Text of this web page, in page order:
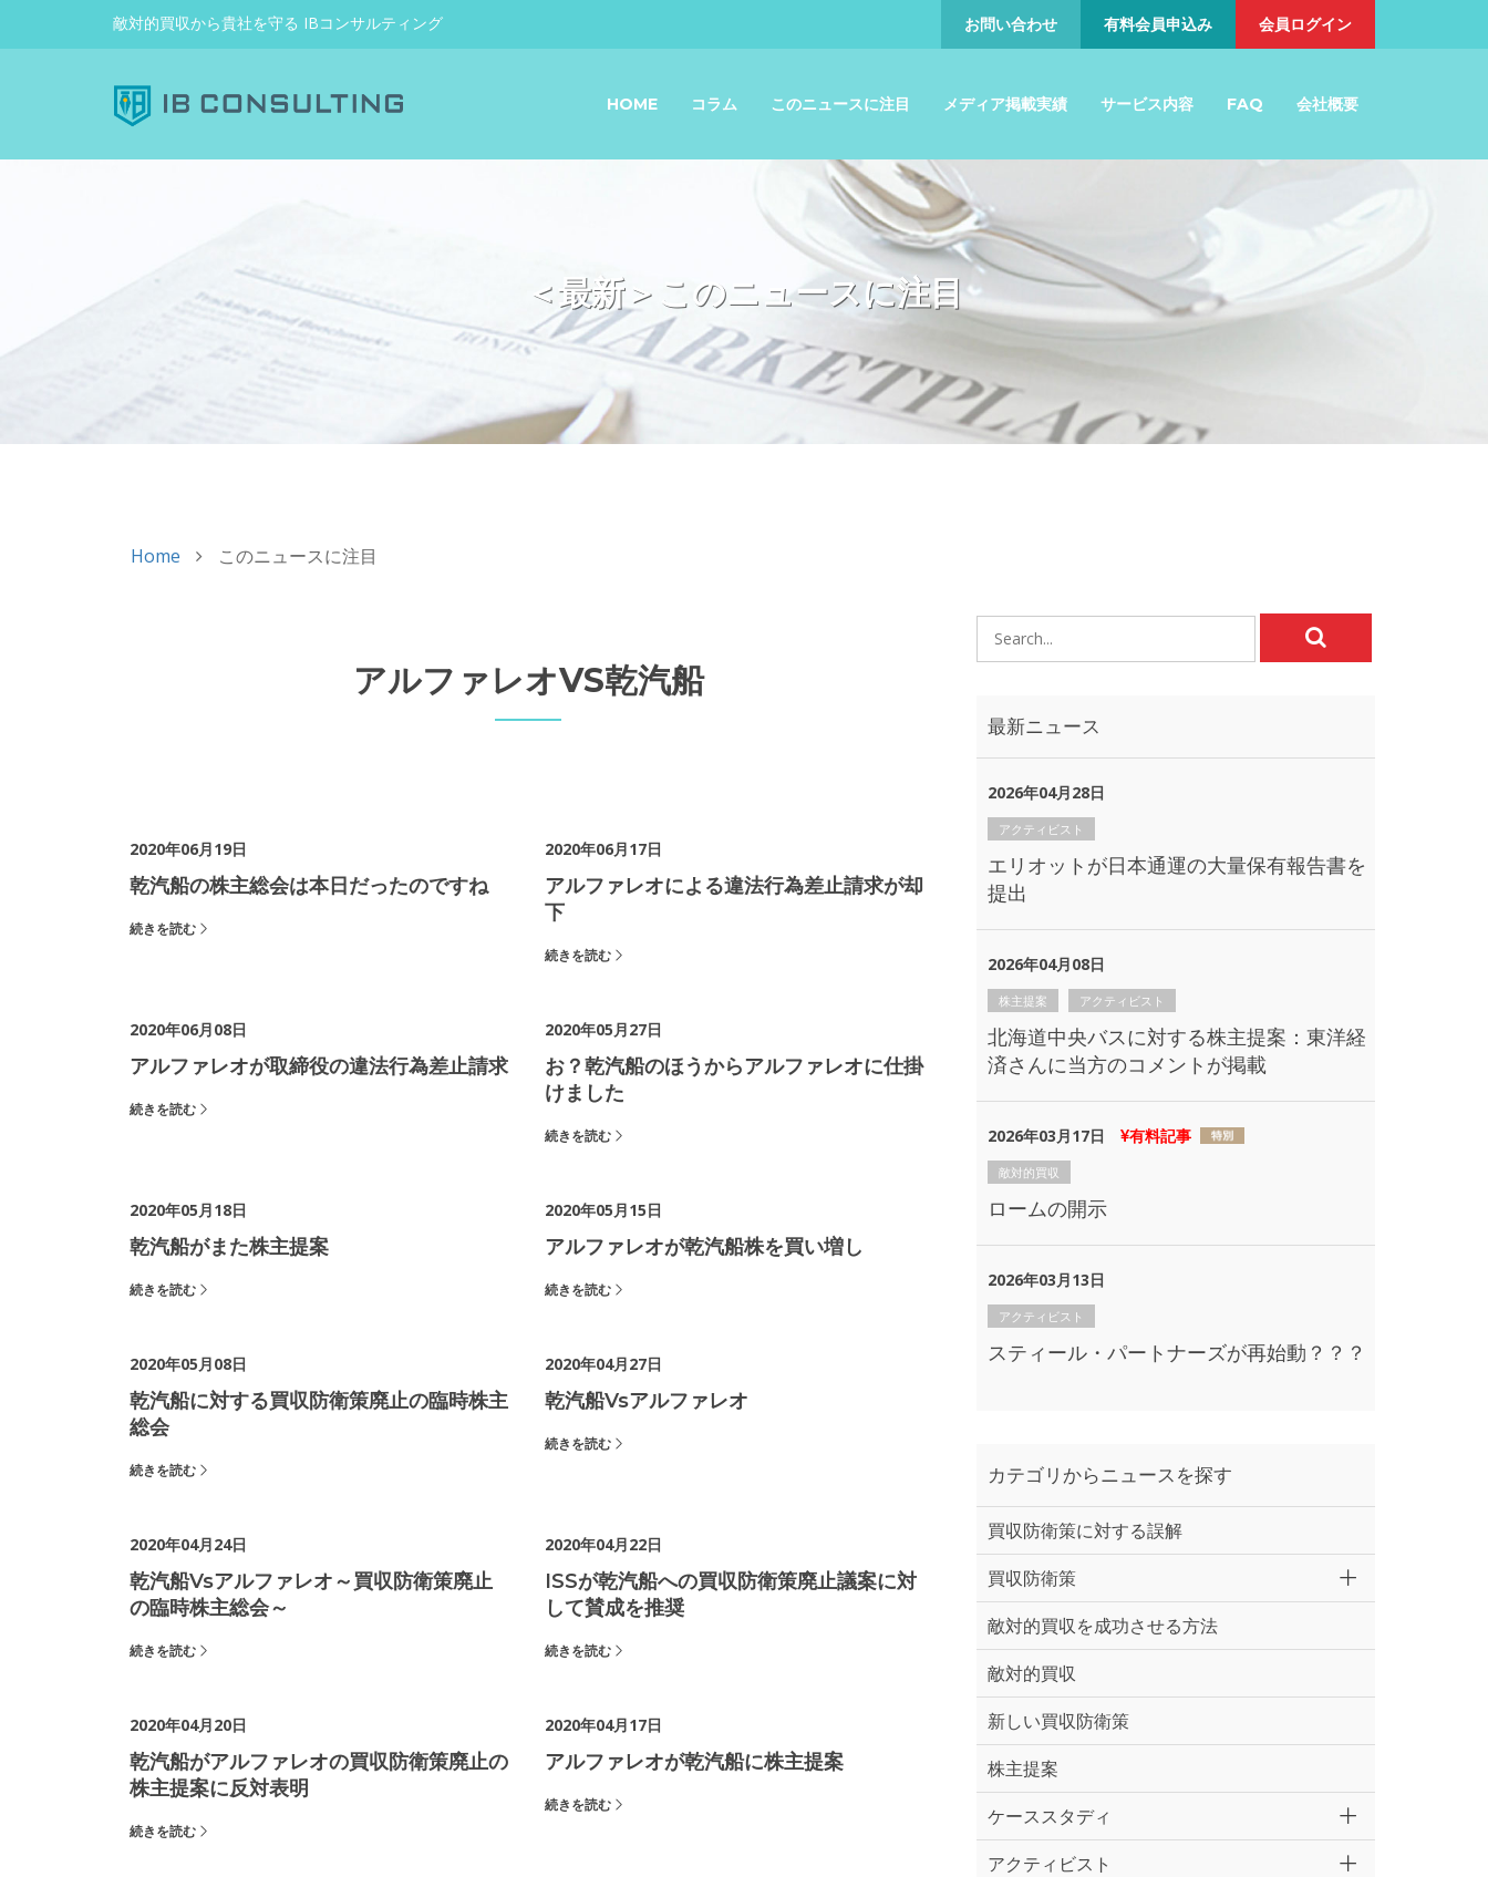
敵対的買収から貴社を守る IBコンサルティング 会員ログイン
有料会員申込み
お問い合わせ
HOME コラム このニュースに注目 メディア掲載実績 サービス内容 FAQ 会社概要
＜最新＞このニュースに注目
Home このニュースに注目
アルファレオVS乾汽船
2020年06月19日
乾汽船の株主総会は本日だったのですね
続きを読む
2020年06月17日
アルファレオによる違法行為差止請求が却
下
続きを読む
2020年06月08日
アルファレオが取締役の違法行為差止請求
続きを読む
2020年05月27日
お？乾汽船のほうからアルファレオに仕掛
けました
続きを読む
2020年05月18日
乾汽船がまた株主提案
続きを読む
2020年05月15日
アルファレオが乾汽船株を買い増し
続きを読む
2020年05月08日
乾汽船に対する買収防衛策廃止の臨時株主
総会
続きを読む
2020年04月27日
乾汽船vsアルファレオ
続きを読む
2020年04月24日
乾汽船vsアルファレオ～買収防衛策廃止
の臨時株主総会～
続きを読む
2020年04月22日
ISSが乾汽船への買収防衛策廃止議案に対
して賛成を推奨
続きを読む
2020年04月20日
乾汽船がアルファレオの買収防衛策廃止の
株主提案に反対表明
続きを読む
2020年04月17日
アルファレオが乾汽船に株主提案
続きを読む
最新ニュース
2026年04月28日
アクティビスト
エリオットが日本通運の大量保有報告書を
提出
2026年04月08日
株主提案 アクティビスト
北海道中央バスに対する株主提案：東洋経
済さんに当方のコメントが掲載
2026年03月17日 有料記事
敵対的買収
ロームの開示
2026年03月13日
アクティビスト
スティール・パートナーズが再始動？？？
カテゴリからニュースを探す
買収防衛策に対する誤解
買収防衛策
敵対的買収を成功させる方法
敵対的買収
新しい買収防衛策
株主提案
ケーススタディ
アクティビスト